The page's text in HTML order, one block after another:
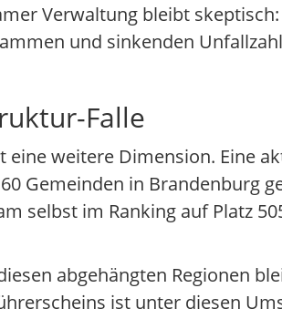
Verwaltung bleibt
und sinkenden
Falle
eine weitere Dimension. Eine
Gemeinden in Brandenburg
selbst im Ranking auf Platz
abgehängten Regionen
ist unter diesen